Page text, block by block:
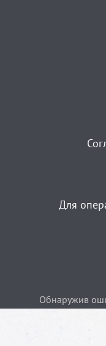
Для
Обнаружив